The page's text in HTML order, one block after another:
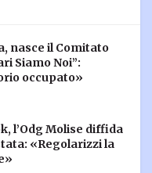
nasce il Comitato
Siamo Noi”:
occupato»
l’Odg Molise diffida
«Regolarizzi la